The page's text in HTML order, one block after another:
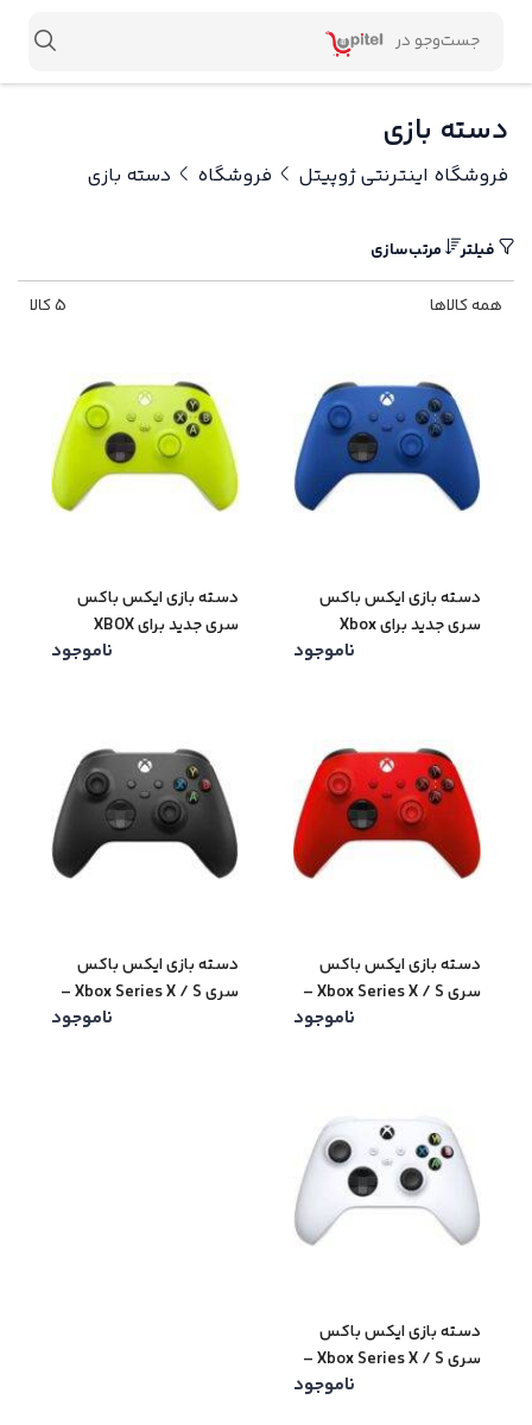
دسته بازی
فروشگاه اینترنتی ژوپیتل فروشگاه دسته بازی
فیلتر مرتب‌سازی
همه کالاها 5 کالا
دسته بازی ایکس باکس
سری جدید برای Xbox
ناموجود
دسته بازی ایکس‌ باکس
سری جدید برای XBOX
ناموجود
دسته بازی ایکس باکس
سری Xbox Series X / S –
ناموجود
دسته بازی ایکس باکس
سری Xbox Series X / S –
ناموجود
دسته بازی ایکس باکس
سری Xbox Series X / S –
ناموجود